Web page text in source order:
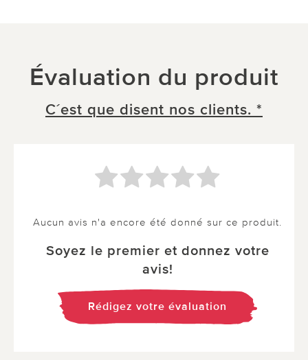
Évaluation du produit
C´est que disent nos clients. *
Aucun avis n'a encore été donné sur ce produit.
Soyez le premier et donnez votre
avis!
Rédigez votre évaluation